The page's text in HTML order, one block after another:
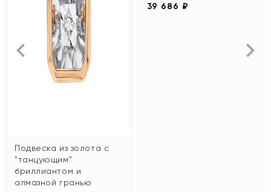
Подвеска из золота с
"танцующим"
бриллиантом и
алмазной гранью
39 686 ₽